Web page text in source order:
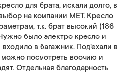
для брата, искали долго, в
на компании МЕТ. Кресло
т.к. брат высокий (186
было электро кресло и
в багажник. Под'ехали в
посмотреть воочию и
Отдельная благодарность